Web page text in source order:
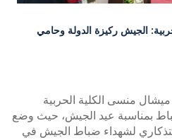
الجيش ركيزة الدولة وحامي
ميشال منسى الكلية الحربية
بمناسبة عيد الجيش، حيث وضع
لشهداء ضباط الجيش في